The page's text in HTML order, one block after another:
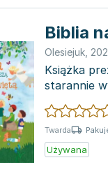
Biblia
Olesiejuk
Książka
starannie
młodszych
Twarda
Używana